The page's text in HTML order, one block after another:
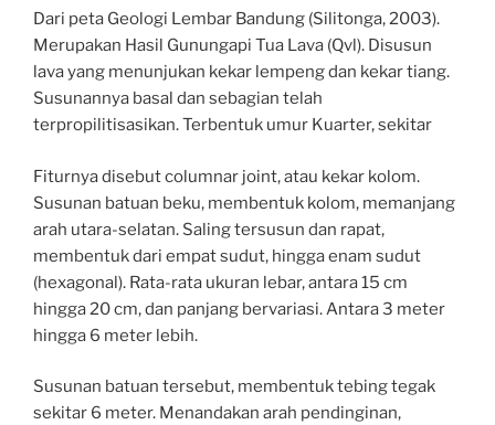
Dari peta Geologi Lembar Bandung (Silitonga, 2003).
Merupakan Hasil Gunungapi Tua Lava (Qvl). Disusun
lava yang menunjukan kekar lempeng dan kekar tiang.
Susunannya basal dan sebagian telah
terpropilitisasikan. Terbentuk umur Kuarter, sekitar
Fiturnya disebut columnar joint, atau kekar kolom.
Susunan batuan beku, membentuk kolom, memanjang
arah utara-selatan. Saling tersusun dan rapat,
membentuk dari empat sudut, hingga enam sudut
(hexagonal). Rata-rata ukuran lebar, antara 15 cm
hingga 20 cm, dan panjang bervariasi. Antara 3 meter
hingga 6 meter lebih.
Susunan batuan tersebut, membentuk tebing tegak
sekitar 6 meter. Menandakan arah pendinginan,